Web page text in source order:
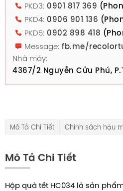
PKD3: 0901 817 369
PKD4: 0906 901 136
PKD5: 0902 898 418
Message: fb.me/
Nhà máy:
4367/2 Nguyễn Cửu Phú,
Mô Tả Chi Tiết Chính sách hậu
Mô Tả Chi Tiết
Hộp quà tết HC034 là sản